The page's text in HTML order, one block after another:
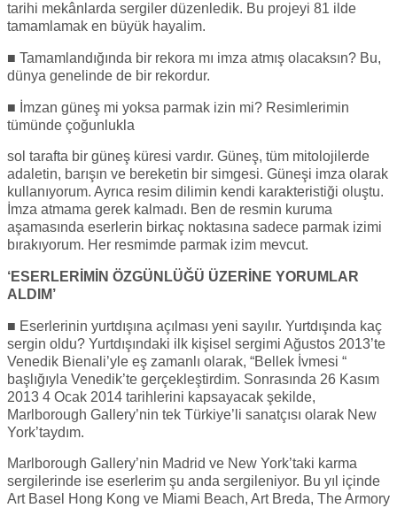
tarihi mekânlarda sergiler düzenledik. Bu projeyi 81 ilde
tamamlamak en büyük hayalim.
■ Tamamlandığında bir rekora mı imza atmış olacaksın? Bu,
dünya genelinde de bir rekordur.
■ İmzan güneş mi yoksa parmak izin mi? Resimlerimin
tümünde çoğunlukla
sol tarafta bir güneş küresi vardır. Güneş, tüm mitolojilerde
adaletin, barışın ve bereketin bir simgesi. Güneşi imza olarak
kullanıyorum. Ayrıca resim dilimin kendi karakteristiği oluştu.
İmza atmama gerek kalmadı. Ben de resmin kuruma
aşamasında eserlerin birkaç noktasına sadece parmak izimi
bırakıyorum. Her resmimde parmak izim mevcut.
‘ESERLERİMİN ÖZGÜNLÜĞÜ ÜZERİNE YORUMLAR
ALDIM’
■ Eserlerinin yurtdışına açılması yeni sayılır. Yurtdışında kaç
sergin oldu? Yurtdışındaki ilk kişisel sergimi Ağustos 2013’te
Venedik Bienali’yle eş zamanlı olarak, “Bellek İvmesi “
başlığıyla Venedik’te gerçekleştirdim. Sonrasında 26 Kasım
2013 4 Ocak 2014 tarihlerini kapsayacak şekilde,
Marlborough Gallery’nin tek Türkiye’li sanatçısı olarak New
York’taydım.
Marlborough Gallery’nin Madrid ve New York’taki karma
sergilerinde ise eserlerim şu anda sergileniyor. Bu yıl içinde
Art Basel Hong Kong ve Miami Beach, Art Breda, The Armory